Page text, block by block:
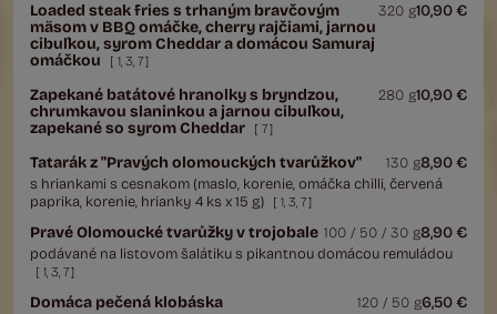
Loaded steak fries s trhaným bravčovým
mäsom v BBQ omáčke, cherry rajčiami, jarnou
cibuľkou, syrom Cheddar a domácou Samuraj
omáčkou
[ 1, 3, 7]
320 g10,90 €
Zapekané batátové hranolky s bryndzou,
chrumkavou slaninkou a jarnou cibuľkou,
zapekané so syrom Cheddar
[ 7]
280 g10,90 €
Tatarák z "Pravých olomouckých tvarůžkov" 130 g8,90 €
s hriankami s cesnakom (maslo, korenie, omáčka chilli, červená
paprika, korenie, hrianky 4 ks x 15 g)
[ 1, 3, 7]
Pravé Olomoucké tvarůžky v trojobale 100 / 50 / 30 g8,90 €
podávané na listovom šalátiku s pikantnou domácou remuládou
[ 1, 3, 7]
Domáca pečená klobáska 120 / 50 g6,50 €